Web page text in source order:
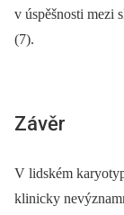
v úspěšnosti mezi
(7).
Závěr
V lidském
klinicky